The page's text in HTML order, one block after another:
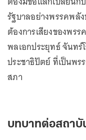
รัฐบาลอย่างพรรคพลั
ต้องการเสียงของพร
พลเอกประยุทธ์ จันท
ประชาธิปัตย์ ที่เป็นพร
สภา
บทบาทต่อสถาบั